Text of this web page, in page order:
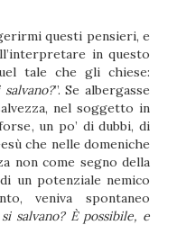
questi pensieri, e
in questo
tale che gli chiese:
”. Se albergasse
nel soggetto in
un po’ di dubbi, di
che nelle domeniche
non come segno della
un potenziale nemico
veniva spontaneo
salvano? È possibile, e